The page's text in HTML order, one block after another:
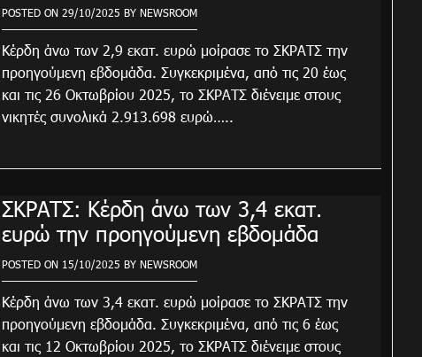
POSTED ON 29/10/2025 BY NEWSROOM
Κέρδη άνω των 2,9 εκατ. ευρώ μοίρασε το ΣΚΡΑΤΣ την
προηγούμενη εβδομάδα. Συγκεκριμένα, από τις 20 έως
και τις 26 Οκτωβρίου 2025, το ΣΚΡΑΤΣ διένειμε στους
νικητές συνολικά 2.913.698 ευρώ…..
ΣΚΡΑΤΣ: Κέρδη άνω των 3,4 εκατ.
ευρώ την προηγούμενη εβδομάδα
POSTED ON 15/10/2025 BY NEWSROOM
Κέρδη άνω των 3,4 εκατ. ευρώ μοίρασε το ΣΚΡΑΤΣ την
προηγούμενη εβδομάδα. Συγκεκριμένα, από τις 6 έως
και τις 12 Οκτωβρίου 2025, το ΣΚΡΑΤΣ διένειμε στους